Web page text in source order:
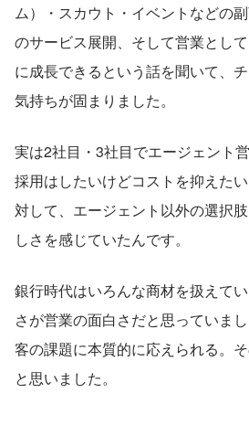
ム）・スカウト・イベントなどの
のサービス展開、そして営業とし
に成長できるという話を聞いて、
気持ちが固まりました。
実は2社目・3社目でエージェント
採用はしたいけどコストを抑えた
対して、エージェント以外の選択
しさを感じていたんです。
銀行時代はいろんな商材を扱えて
さが営業の面白さだと思っていま
客の課題に本質的に応えられる。
と思いました。